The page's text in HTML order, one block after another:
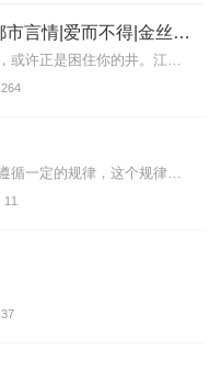
坐井观天|精品多播|都市言情|爱而不得|金丝雀
【内容简介】你以为的光，或许正是困住你的井。江虞曾以为，沈知巍是她无边黑暗里，唯一垂落的天光。他温柔、强大，伸手将她从泥泞中拉起。她以为得救，直到某天低头才发现...
264
天地万物的运行和变化都遵循一定的规律，这个规律古人称之为——天道，顺势而为我们才更容易取得成功！
11
37